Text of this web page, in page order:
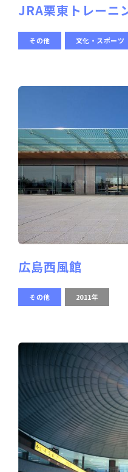
JRA栗東トレーニ
その他 文化・スポーツ
広島西風館
その他 2011年